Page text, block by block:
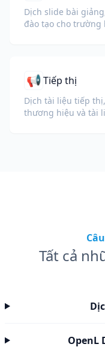
Dịch slide bài
đào tạo cho trường
📢Tiếp thị
Dịch tài liệu tiếp
thương hiệu và tài
Tất cả
OpenL